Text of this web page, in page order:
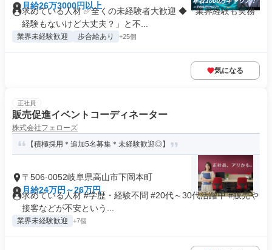
月給26万3000円以上
求めている人材 ✅全くの未経験者大歓迎 ◆「業界経験も実務
経験もないけど大丈夫？」と不...
業界未経験歓迎 歩合給あり +25個
気になる
正社員
販売促進イベントコーディネーター
株式会社フェローズ
【積極採用＊追加5名募集＊未経験歓迎◎】
〒506-0052岐阜県高山市下岡本町
月給24万円～26万円
求めている人材 #学歴・経験不問 #20代～30代活躍中 #販売や
接客などが不安という...
業界未経験歓迎 +7個